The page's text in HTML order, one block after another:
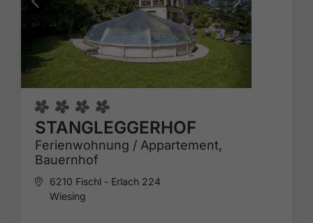
STANGLEGGERHOF
Ferienwohnung / Appartement,
Bauernhof
6210 Fischl - Erlach 224
Wiesing